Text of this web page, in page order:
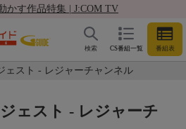
かす作品特集 | J:COM TV
CS番組一覧 番組表
検索
ェスト - レジャーチャンネル
ェスト - レジャーチ